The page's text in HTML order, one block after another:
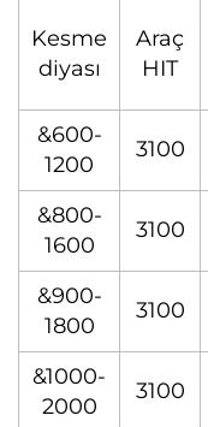
Kesme
diyası
Araç
HIT
&600-
1200
3100
&800-
1600
3100
&900-
1800
3100
&1000-
2000
3100